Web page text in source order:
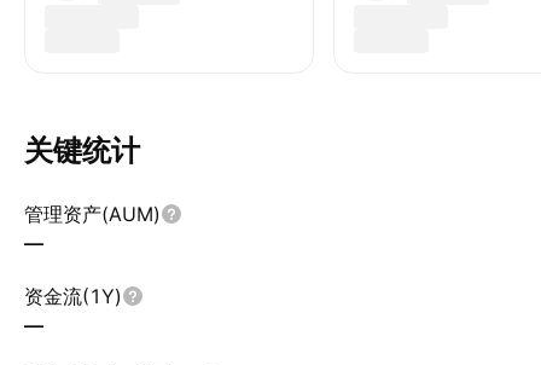
关键统计
管理资产(AUM)
—
资金流(1Y)
—